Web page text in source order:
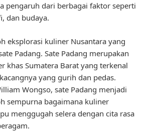
pengaruh dari berbagai faktor seperti
dan budaya.
eksplorasi kuliner Nusantara yang
Padang. Sate Padang merupakan
khas Sumatera Barat yang terkenal
yang gurih dan pedas.
Wongso, sate Padang menjadi
sempurna bagaimana kuliner
menggugah selera dengan cita rasa